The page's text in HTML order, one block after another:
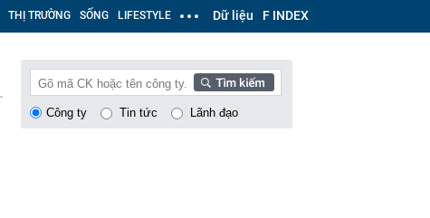
THỊ TRƯỜNG SỐNG LIFESTYLE Dữ liệu F INDEX
Công ty Tin tức Lãnh đạo